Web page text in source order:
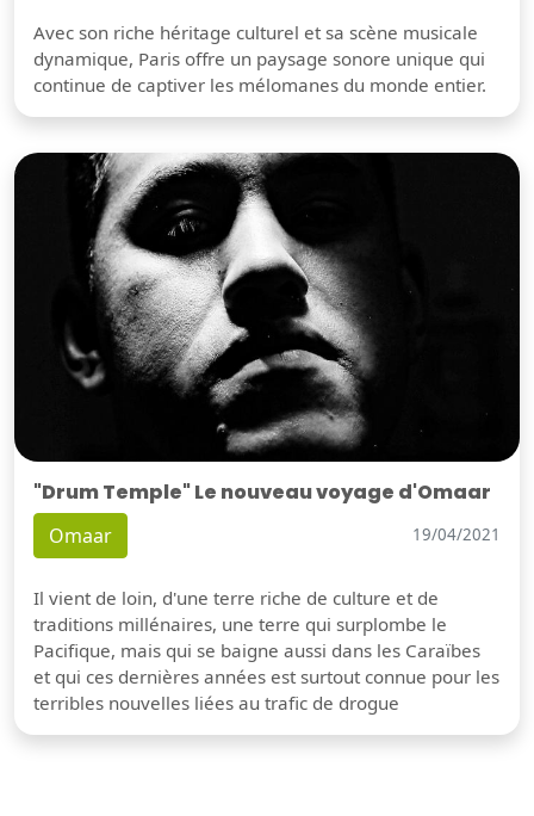
Avec son riche héritage culturel et sa scène musicale
dynamique, Paris offre un paysage sonore unique qui
continue de captiver les mélomanes du monde entier.
"Drum Temple" Le nouveau voyage d'Omaar
Omaar 19/04/2021
Il vient de loin, d'une terre riche de culture et de
traditions millénaires, une terre qui surplombe le
Pacifique, mais qui se baigne aussi dans les Caraïbes
et qui ces dernières années est surtout connue pour les
terribles nouvelles liées au trafic de drogue